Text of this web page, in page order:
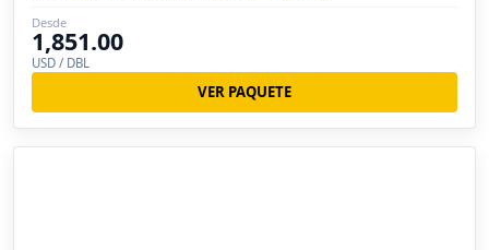
Desde
1,851.00
USD / DBL
VER PAQUETE